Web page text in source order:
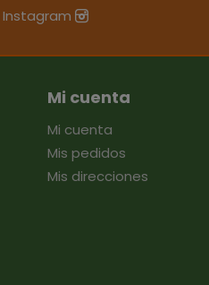
Instagram
Mi cuenta
Mi cuenta
Mis pedidos
Mis direcciones